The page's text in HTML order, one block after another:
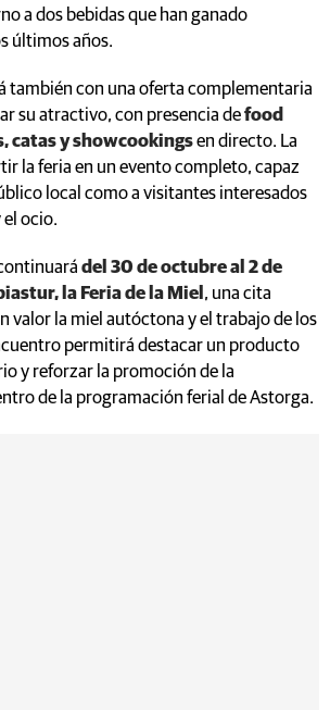
a dos bebidas que han ganado
últimos años.
también con una oferta complementaria
su atractivo, con presencia defood
catas y showcookingsen directo. La
la feria en un evento completo, capaz
local como a visitantes interesados
ocio.
del 30 de octubre al 2 de
la Feria de la Miel , una cita
valor la miel autóctona y el trabajo de los
permitirá destacar un producto
y reforzar la promoción de la
de la programación ferial de Astorga.